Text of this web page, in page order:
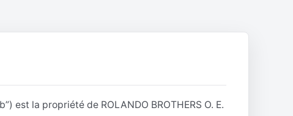
est la propriété de ROLANDO BROTHERS O. E.